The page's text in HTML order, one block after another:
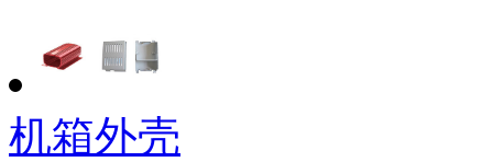
机箱外壳